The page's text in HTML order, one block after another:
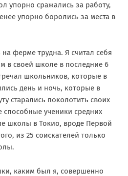
упорно сражались за работу,
упорно боролись за места в
ферме трудна. Я считал себя
в своей школе в последние 6
школьников, которые в
день и ночь, которые в
старались поколотить своих
способные ученики средних
школы в Токио, вроде Первой
из 25 соискателей только
каким был я, совершенно